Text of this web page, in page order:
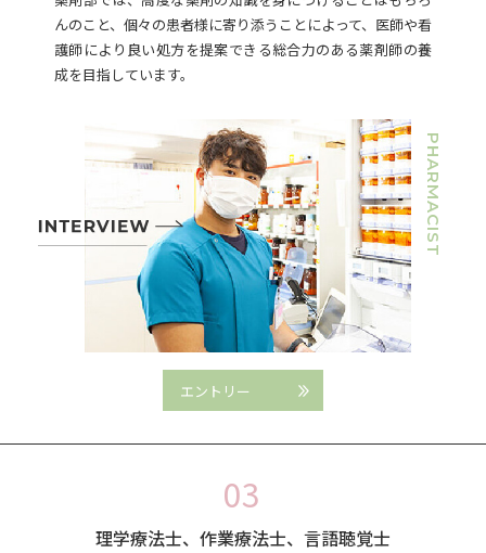
んのこと、個々の患者様に寄り添うことによって、医師や看
護師により良い処方を提案できる総合力のある薬剤師の養
成を目指しています。
PHARMACIST
エントリー
理学療法士、作業療法士、言語聴覚士